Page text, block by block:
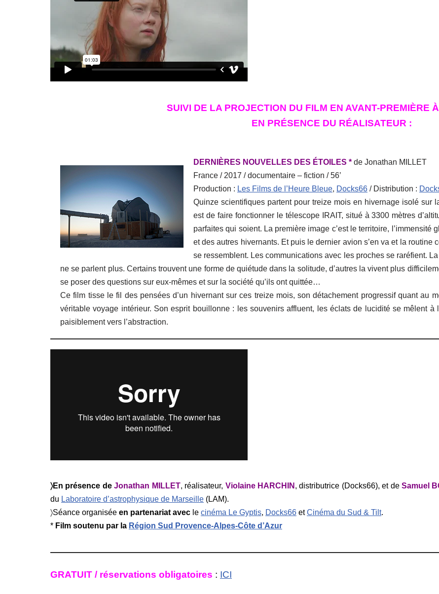
SUIVI DE LA PROJECTION DU FILM EN AVANT-PREMIÈRE
EN PRÉSENCE DU RÉALISATEUR :
DERNIÈRES NOUVELLES DES ÉTOILES * de Jonathan MILLET
France / 2017 / documentaire – fiction / 56’
Production : Les Films de l’Heure Bleue, Docks66 / Distribution :
Quinze scientifiques partent pour treize mois en hivernage isolé sur
est de faire fonctionner le télescope IRAIT, situé à 3300 mètres
parfaites qui soient. La première image c’est le territoire, l’immensité
et des autres hivernants. Et puis le dernier avion s’en va et la routine
se ressemblent. Les communications avec les proches se raréfient.
ne se parlent plus. Certains trouvent une forme de quiétude dans la solitude, d’autres la vivent plus
se poser des questions sur eux-mêmes et sur la société qu’ils ont quittée…
Ce film tisse le fil des pensées d’un hivernant sur ces treize mois, son détachement progressif quant au
véritable voyage intérieur. Son esprit bouillonne : les souvenirs affluent, les éclats de lucidité se mêlent
paisiblement vers l’abstraction.
〉En présence deJonathan MILLET, réalisateur, Violaine HARCHIN , distributrice (Docks66), et deSamuel
du Laboratoire d’astrophysique de Marseille (LAM).
〉Séance organisée en partenariat avec le cinéma Le Gyptis, Docks66 etCinéma du Sud & Tilt.
* Film soutenu par la Région Sud Provence-Alpes-Côte d’Azur
GRATUIT / réservations obligatoires : ICI